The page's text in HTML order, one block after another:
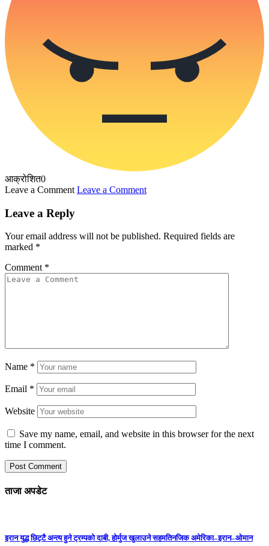
आक्रोशित0
Leave a Comment Leave a Comment
Leave a Reply
Your email address will not be published. Required fields are
marked *
Comment *
Name *
Email *
Website
Save my name, email, and website in this browser for the next
time I comment.
ताजा अपडेट
इरान युद्ध छिट्टै अन्त्य हुने ट्रम्पको दाबी, होर्मुज खुलाउने सहमतिनजिक अमेरिका–इरान–ओमान